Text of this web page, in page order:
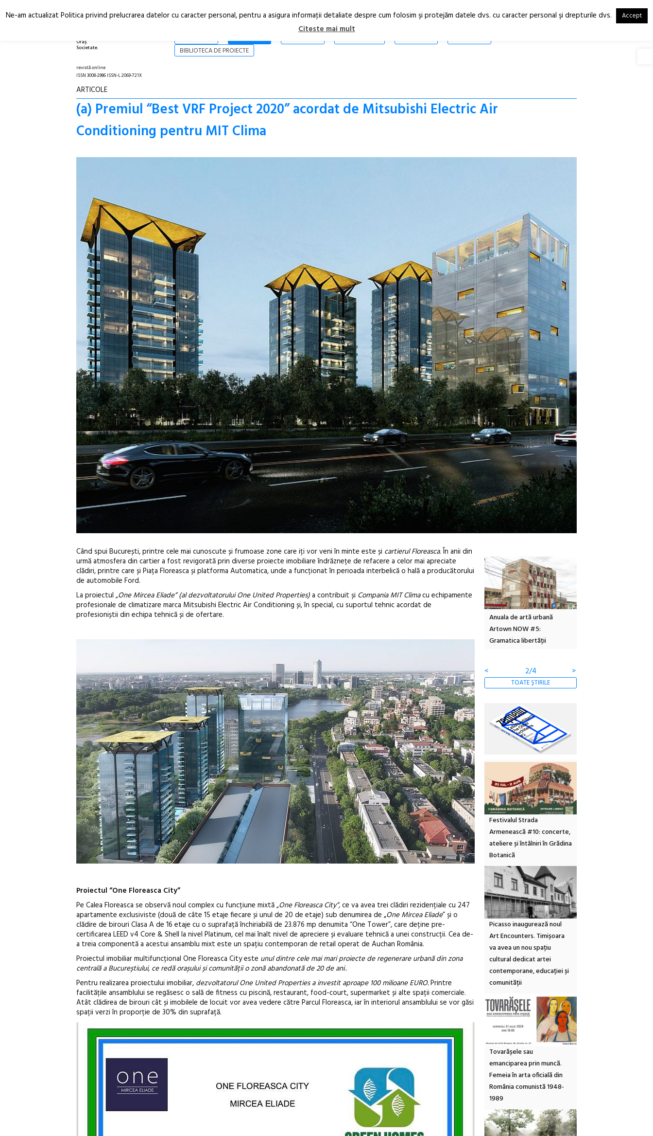
Oraș.
Societate.
RO
EN
ARTICOLE
BIBLIOTECA DE PROIECTE
revistă online
ISSN 3008-2986 ISSN-L 2069-721X
ARTICOLE
(a) Premiul “Best VRF Project 2020” acordat de Mitsubishi Electric Air
Conditioning pentru MIT Clima
Când spui București, printre cele mai cunoscute și frumoase zone care iți vor veni în minte este și cartierul Floreasca. În anii din
urmă atmosfera din cartier a fost revigorată prin diverse proiecte imobiliare îndrăznețe de refacere a celor mai apreciate
clădiri, printre care și Piața Floreasca și platforma Automatica, unde a funcționat în perioada interbelică o hală a producătorului
de automobile Ford.
La proiectul„One Mircea Eliade” (al dezvoltatorului One United Properties)a contribuit și Compania MIT Climacu echipamente
profesionale de climatizare marca Mitsubishi Electric Air Conditioning și, în special, cu suportul tehnic acordat de
profesioniștii din echipa tehnică și de ofertare.
Proiectul “One Floreasca City”
Pe Calea Floreasca se observă noul complex cu funcțiune mixtă„One Floreasca City”,ce va avea trei clădiri rezidențiale cu 247
apartamente exclusiviste (două de câte 15 etaje fiecare și unul de 20 de etaje) sub denumirea de „One Mircea Eliade” și o
clădire de birouri Clasa A de 16 etaje cu o suprafață închiriabilă de 23.876 mp denumita “One Tower”, care deține pre-
certificarea LEED v4 Core & Shell la nivel Platinum, cel mai înalt nivel de apreciere și evaluare tehnică a unei construcții. Cea de-
a treia componentă a acestui ansamblu mixt este un spațiu contemporan de retail operat de Auchan România.
Proiectul imobiliar multifuncțional One Floreasca City este unul dintre cele mai mari proiecte de regenerare urbană din zona
centrală a Bucureștiului, ce redă orașului și comunității o zonă abandonată de 20 de ani..
Pentru realizarea proiectului imobiliar, dezvoltatorul One United Properties a investit aproape 100 milioane EURO.Printre
facilitățile ansamblului se regăsesc o sală de fitness cu piscină, restaurant, food-court, supermarket și alte spații comerciale.
Atât clădirea de birouri cât și imobilele de locuit vor avea vedere către Parcul Floreasca, iar în interiorul ansamblului se vor găsi
spații verzi în proporție de 30% din suprafață.
Gramatica libertății
Festivalul Cinemascop
revine la Eforie Sud cu a IX-a
ediție
<
3/4 >
TOATE ȘTIRILE
Festivalul Strada
Armenească #10: concerte,
ateliere și întâlniri în Grădina
Botanică
Picasso inaugurează noul
Art Encounters. Timișoara
va avea un nou spațiu
cultural dedicat artei
contemporane, educației și
comunității
Tovarășele sau
emanciparea prin muncă.
Femeia în arta oficială din
România comunistă 1948-
1989
Ne-am actualizat Politica privind prelucrarea datelor cu caracter personal, pentru a asigura informaţii detaliate despre cum folosim şi protejăm datele dvs. cu caracter personal şi drepturile dvs. Accept
Citeste mai mult